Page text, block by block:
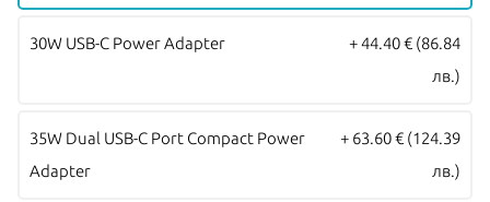
обслужване от Apple Authorized Service Provider (официални
сервизни центрове на Apple).
30W USB-C Power Adapter + 44.40 € (86.84
лв.)
35W Dual USB-C Port Compact Power
Adapter
+ 63.60 € (124.39
лв.)